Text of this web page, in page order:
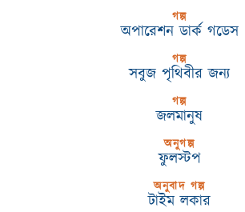
গল্প
অপারেশন ডার্ক গডেস
গল্প
সবুজ পৃথিবীর জন্য
গল্প
জলমানুষ
অনুগল্প
ফুলস্টপ
অনুবাদ গল্প
টাইম লকার